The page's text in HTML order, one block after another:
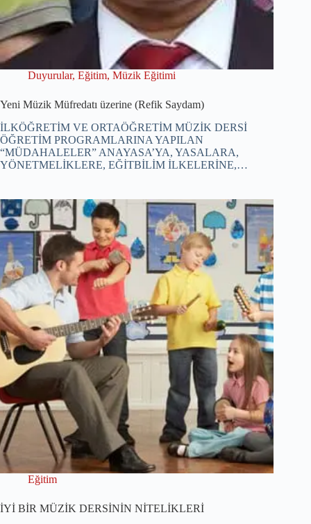
Duyurular, Eğitim, Müzik Eğitimi
Yeni Müzik Müfredatı üzerine (Refik Saydam)
İLKÖĞRETİM VE ORTAÖĞRETİM MÜZİK DERSİ
ÖĞRETİM PROGRAMLARINA YAPILAN
“MÜDAHALELER” ANAYASA’YA, YASALARA,
YÖNETMELİKLERE, EĞİTBİLİM İLKELERİNE,…
Eğitim
İYİ BİR MÜZİK DERSİNİN NİTELİKLERİ